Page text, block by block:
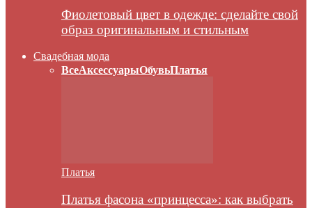
Фиолетовый цвет в одежде: сделайте свой
образ оригинальным и стильным
Свадебная мода
ВсеАксессуарыОбувьПлатья
Платья
Платья фасона «принцесса»: как выбрать